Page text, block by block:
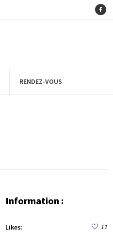
RENDEZ-VOUS
Information :
Likes: 11